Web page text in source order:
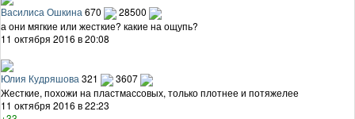
Василиса Ошкина 670
28500
а они мягкие или жесткие? какие на ощупь?
11 октября 2016 в 20:08
Юлия Кудряшова 321
3607
Жесткие, похожи на пластмассовых, только плотнее и потяжелее
11 октября 2016 в 22:23